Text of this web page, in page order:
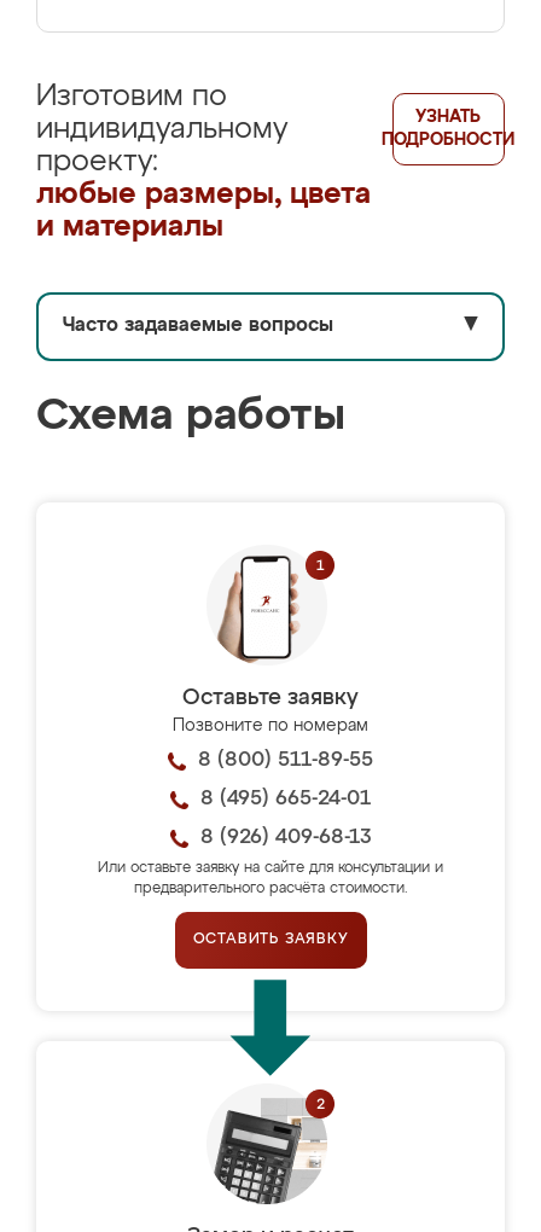
Изготовим по
индивидуальному
проекту:
любые размеры, цвета
и материалы
УЗНАТЬ
ПОДРОБНОСТИ
Часто задаваемые вопросы ▼
Схема работы
Оставьте заявку
Позвоните по номерам
8 (800) 511-89-55
8 (495) 665-24-01
8 (926) 409-68-13
Или оставьте заявку на сайте для консультации и
предварительного расчёта стоимости.
ОСТАВИТЬ ЗАЯВКУ